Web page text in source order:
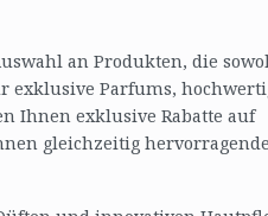
an Produkten, die
exklusive Parfums,
Ihnen exklusive Rabatte auf
gleichzeitig hervorragende